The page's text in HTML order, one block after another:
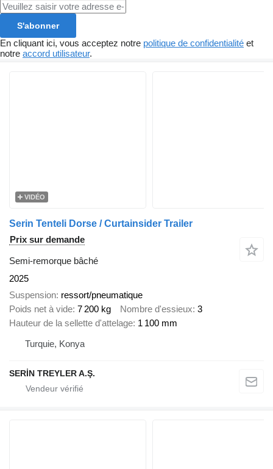
S'abonner
En cliquant ici, vous acceptez notre politique de confidentialité et
notre accord utilisateur.
VIDÉO
Serin Tenteli Dorse / Curtainsider Trailer
Prix sur demande
Semi-remorque bâché
2025
Suspension ressort/pneumatique
Poids net à vide 7 200 kg Nombre d'essieux 3
Hauteur de la sellette d'attelage 1 100 mm
Turquie, Konya
SERİN TREYLER A.Ş.